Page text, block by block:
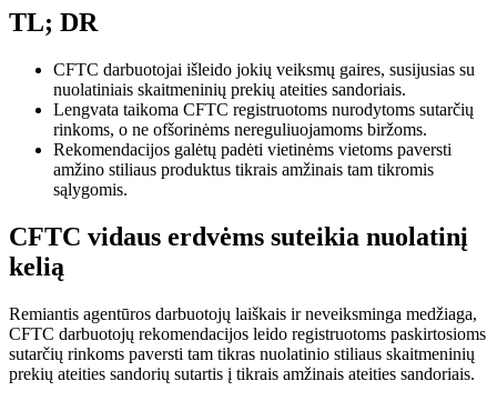
TL; DR
CFTC darbuotojai išleido jokių veiksmų gaires, susijusias su
nuolatiniais skaitmeninių prekių ateities sandoriais.
Lengvata taikoma CFTC registruotoms nurodytoms sutarčių
rinkoms, o ne ofšorinėms nereguliuojamoms biržoms.
Rekomendacijos galėtų padėti vietinėms vietoms paversti
amžino stiliaus produktus tikrais amžinais tam tikromis
sąlygomis.
CFTC vidaus erdvėms suteikia nuolatinį
kelią
Remiantis agentūros darbuotojų laiškais ir neveiksminga medžiaga,
CFTC darbuotojų rekomendacijos leido registruotoms paskirtosioms
sutarčių rinkoms paversti tam tikras nuolatinio stiliaus skaitmeninių
prekių ateities sandorių sutartis į tikrais amžinais ateities sandoriais.